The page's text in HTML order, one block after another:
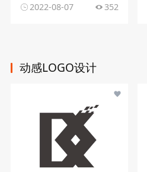
2022-08-07 352
动感LOGO设计